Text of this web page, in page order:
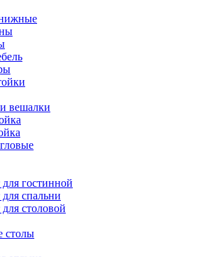
вешалки
гостинной
спальни
столовой
столы